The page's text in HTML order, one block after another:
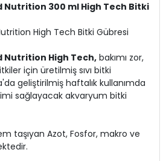
Nutrition 300 ml High Tech Bitki
High Tech Bitki Gübresi
Nutrition High Tech,bakımı zor,
için üretilmiş sıvı bitki
geliştirilmiş haftalık kullanımda
sağlayacak akvaryum bitki
taşıyan Azot, Fosfor, makro ve